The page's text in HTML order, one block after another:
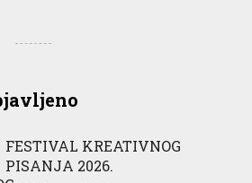
FESTIVAL KREATIVNOG
PISANJA 2026.